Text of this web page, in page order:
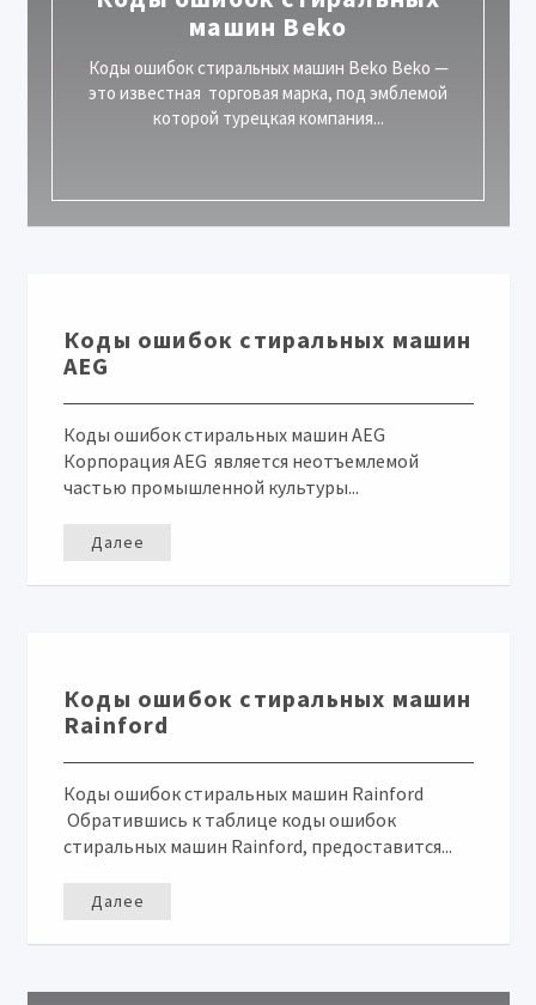
машин Beko
Коды ошибок стиральных машин Beko Beko —
это известная торговая марка, под эмблемой
которой турецкая компания...
Коды ошибок стиральных машин
AEG
Коды ошибок стиральных машин AEG
Корпорация AEG является неотъемлемой
частью промышленной культуры...
Далее
Коды ошибок стиральных машин
Rainford
Коды ошибок стиральных машин Rainford
Обратившись к таблице коды ошибок
стиральных машин Rainford, предоставится...
Далее